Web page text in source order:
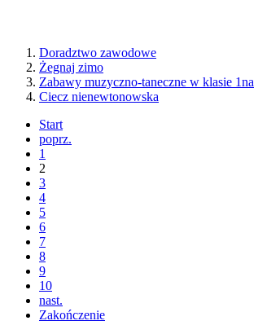
Doradztwo zawodowe
Żegnaj zimo
Zabawy muzyczno-taneczne w klasie 1na
Ciecz nienewtonowska
Start
poprz.
1
2
3
4
5
6
7
8
9
10
nast.
Zakończenie